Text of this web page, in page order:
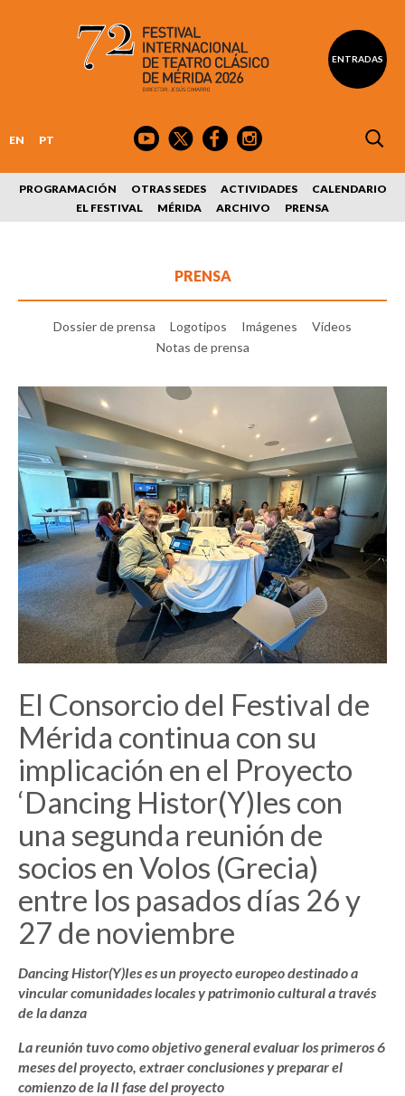
ENTRADAS
EN PT
PROGRAMACIÓN OTRAS SEDES ACTIVIDADES
CALENDARIO
EL FESTIVAL
MÉRIDA ARCHIVO PRENSA
PRENSA
Dossier de prensa Logotipos Imágenes
Vídeos
Notas de prensa
El Consorcio del Festival de
Mérida continua con su
implicación en el Proyecto
‘Dancing Histor(Y)Ies con
una segunda reunión de
socios en Volos (Grecia)
entre los pasados días 26 y
27 de noviembre
Dancing Histor(Y)Ies es un proyecto europeo destinado a
vincular comunidades locales y patrimonio cultural a través
de la danza
La reunión tuvo como objetivo general evaluar los primeros 6
meses del proyecto, extraer conclusiones y preparar el
comienzo de la II fase del proyecto